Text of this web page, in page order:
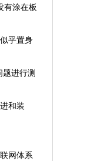
有涂在板
乎置身
进行测
和装
网体系